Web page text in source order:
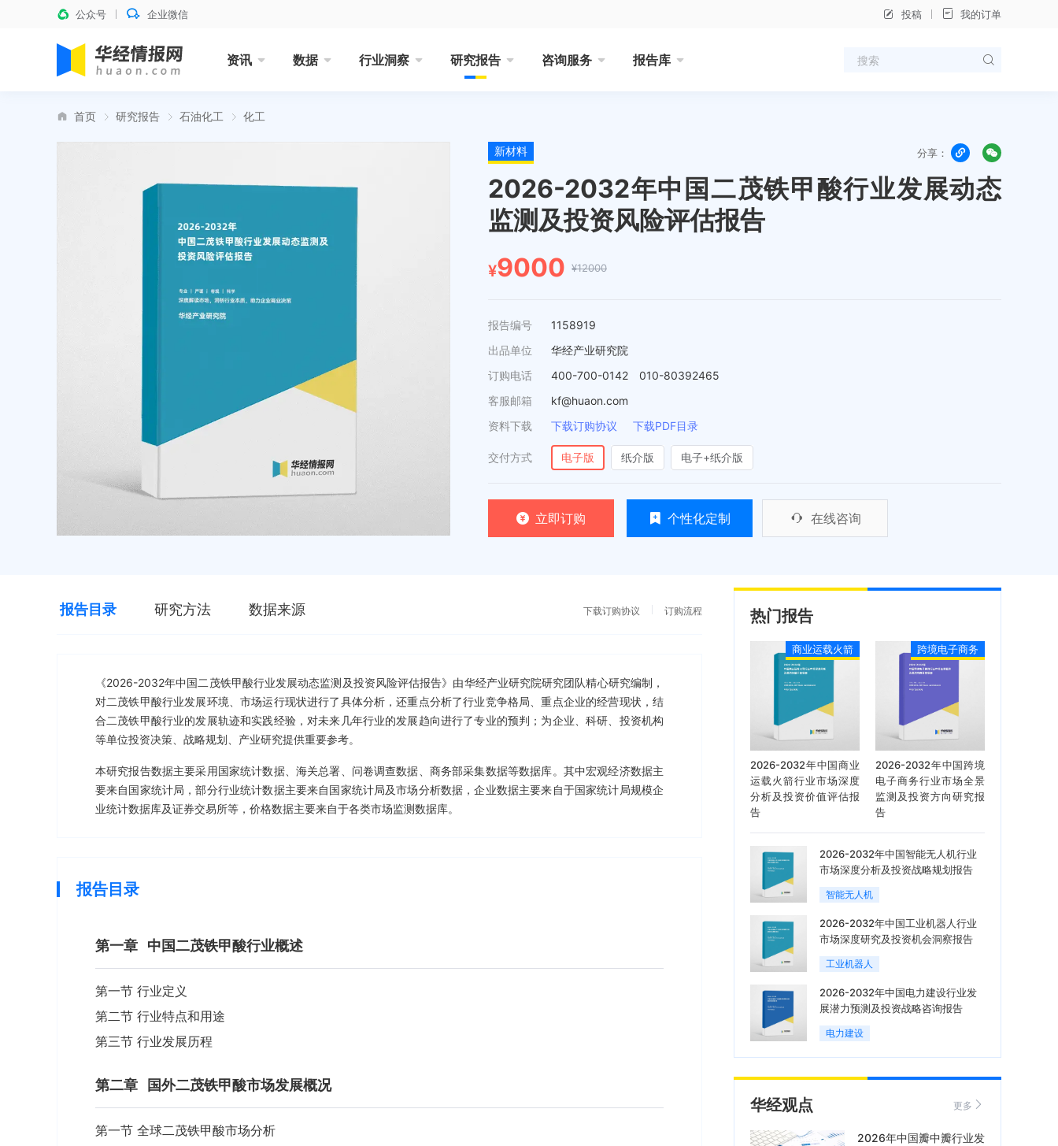
公众号 企业微信 投稿 我的订单
资讯 数据 行业洞察 研究报告 咨询服务 报告库
首页 研究报告 石油化工 化工
新材料 分享：
2026-2032年中国二茂铁甲酸行业发展动态
监测及投资风险评估报告
¥9000 ¥12000
报告编号
1158919
出品单位
华经产业研究院
订购电话
400-700-0142 010-80392465
客服邮箱
kf@huaon.com
资料下载
下载订购协议 下载PDF目录
交付方式 电子版 纸介版 电子+纸介版
立即订购 个性化定制 在线咨询
报告目录 研究方法 数据来源 下载订购协议 订购流程
《2026-2032年中国二茂铁甲酸行业发展动态监测及投资风险评估报告》由华经产业研究院研究团队精心研究编制，
对二茂铁甲酸行业发展环境、市场运行现状进行了具体分析，还重点分析了行业竞争格局、重点企业的经营现状，结
合二茂铁甲酸行业的发展轨迹和实践经验，对未来几年行业的发展趋向进行了专业的预判；为企业、科研、投资机构
等单位投资决策、战略规划、产业研究提供重要参考。
本研究报告数据主要采用国家统计数据、海关总署、问卷调查数据、商务部采集数据等数据库。其中宏观经济数据主
要来自国家统计局，部分行业统计数据主要来自国家统计局及市场分析数据，企业数据主要来自于国家统计局规模企
业统计数据库及证券交易所等，价格数据主要来自于各类市场监测数据库。
报告目录
第一章 中国二茂铁甲酸行业概述
第一节 行业定义
第二节 行业特点和用途
第三节 行业发展历程
第二章 国外二茂铁甲酸市场发展概况
第一节 全球二茂铁甲酸市场分析
热门报告
商业运载火箭
2026-2032年中国商业
运载火箭行业市场深度
分析及投资价值评估报
告
跨境电子商务
2026-2032年中国跨境
电子商务行业市场全景
监测及投资方向研究报
告
2026-2032年中国智能无人机行业
市场深度分析及投资战略规划报告
智能无人机
2026-2032年中国工业机器人行业
市场深度研究及投资机会洞察报告
工业机器人
2026-2032年中国电力建设行业发
展潜力预测及投资战略咨询报告
电力建设
华经观点 更多
2026年中国瓣中瓣行业发